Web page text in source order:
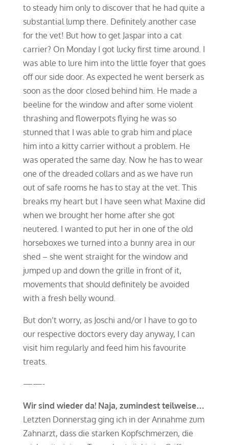
to steady him only to discover that he had quite a
substantial lump there. Definitely another case
for the vet! But how to get Jaspar into a cat
carrier? On Monday I got lucky first time around. I
was able to lure him into the little foyer that goes
off our side door. As expected he went berserk as
soon as the door closed behind him. He made a
beeline for the window and after some violent
thrashing and flowerpots flying he was so
stunned that I was able to grab him and place
him into a kitty carrier without a problem. He
was operated the same day. Now he has to wear
one of the dreaded collars and as we have run
out of safe rooms he has to stay at the vet. This
breaks my heart but I have seen what Maxine did
when we brought her home after she got
neutered. I wanted to put her in one of the old
horseboxes we turned into a bunny area in our
shed – she went straight for the window and
jumped up and down the grille in front of it,
movements that should definitely be avoided
with a fresh belly wound.
But don’t worry, as Joschi and/or I have to go to
our respective doctors every day anyway, I can
visit him regularly and feed him his favourite
treats.
——-
Wir sind wieder da! Naja, zumindest teilweise…
Letzten Donnerstag ging ich in der Annahme zum
Zahnarzt, dass die starken Kopfschmerzen, die